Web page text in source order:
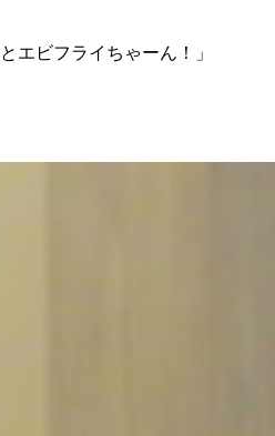
エビフライちゃーん！」